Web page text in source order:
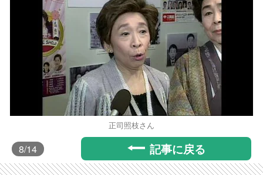
正司照枝さん
8/14 記事に戻る